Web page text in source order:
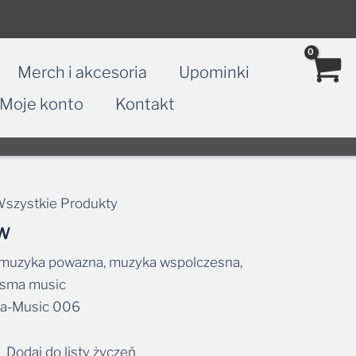
Merch i akcesoria
Upominki
Moje konto
Kontakt
Produkty
powazna, muzyka wspolczesna,
music
Music 006
Dodaj do listy życzeń